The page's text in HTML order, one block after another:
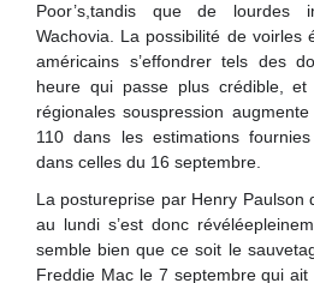
Poor’s,tandis que de lourdes
Wachovia. La possibilité de voirles
américains s’effondrer tels des
heure qui passe plus crédible,
régionales souspression
110 dans les estimations
dans celles du 16 septembre.
La postureprise par Henry Paulson
au lundi s’est donc
semble bien que ce soit le
Freddie Mac le 7 septembre qui